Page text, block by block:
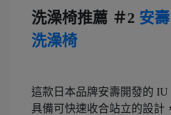
洗澡椅推薦 ＃2 安
洗澡椅
這款日本品牌安壽開發的 IU
具備可快速收合站立的設計